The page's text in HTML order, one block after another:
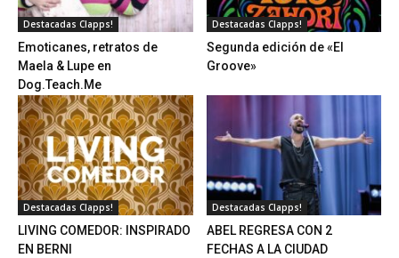
Destacadas Clapps!
Emoticanes, retratos de
Maela & Lupe en
Dog.Teach.Me
Destacadas Clapps!
Segunda edición de «El
Groove»
Destacadas Clapps!
LIVING COMEDOR: INSPIRADO
EN BERNI
Destacadas Clapps!
ABEL REGRESA CON 2
FECHAS A LA CIUDAD